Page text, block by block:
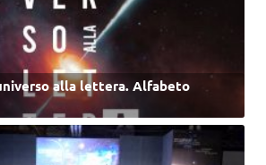
alla lettera. Alfabeto